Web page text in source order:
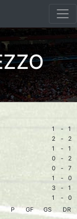
1 -
1
2 -
2
1 -
1
0 -
2
0 -
7
1 -
0
3 -
1
1 -
0
P GF GS
DR